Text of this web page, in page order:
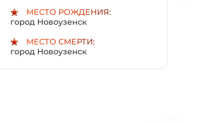
МЕСТО РОЖДЕНИЯ:
город Новоузенск
МЕСТО СМЕРТИ:
город Новоузенск